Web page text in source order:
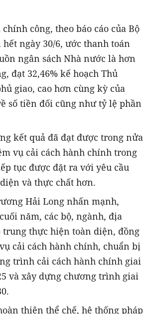
công, theo báo cáo của Bộ
ngày 30/6, ước thanh toán
ngân sách Nhà nước là hơn
đạt 32,46% kế hoạch Thủ
giao, cao hơn cùng kỳ của
số tiền đối cũng như tỷ lệ phần
kết quả đã đạt được trong nửa
vụ cải cách hành chính trong
tục được đặt ra với yêu cầu
và thực chất hơn.
Hải Long nhấn mạnh,
năm, các bộ, ngành, địa
trung thực hiện toàn diện, đồng
cải cách hành chính, chuẩn bị
trình cải cách hành chính giai
và xây dựng chương trình giai
thiện thể chế, hệ thống pháp